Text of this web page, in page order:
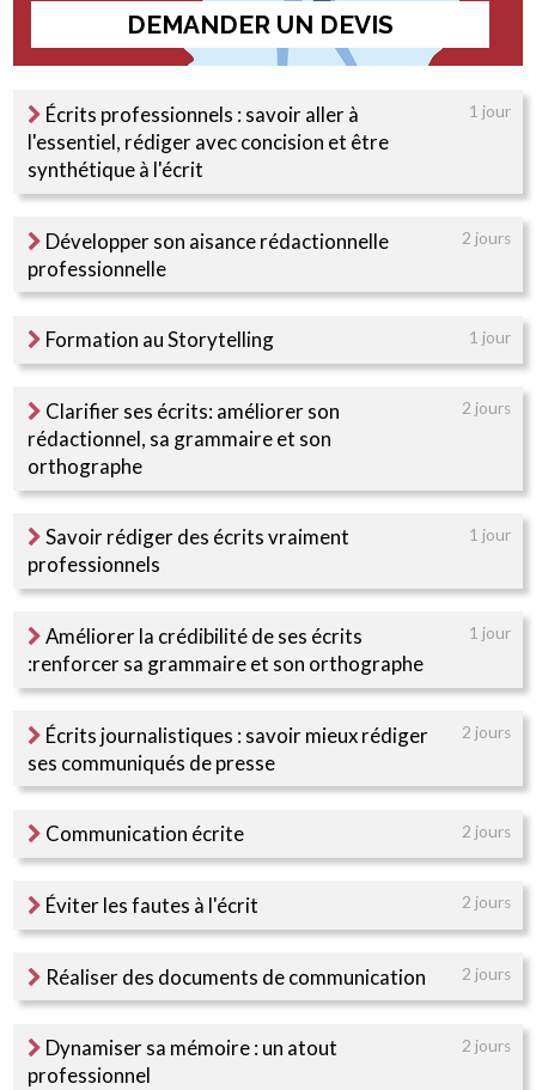
DEMANDER UN DEVIS
Écrits professionnels : savoir aller à
l'essentiel, rédiger avec concision et être
synthétique à l'écrit
1 jour
Développer son aisance rédactionnelle
professionnelle
2 jours
Formation au Storytelling 1 jour
Clarifier ses écrits: améliorer son
rédactionnel, sa grammaire et son
orthographe
2 jours
Savoir rédiger des écrits vraiment
professionnels
1 jour
Améliorer la crédibilité de ses écrits
:renforcer sa grammaire et son orthographe
1 jour
Écrits journalistiques : savoir mieux rédiger
ses communiqués de presse
2 jours
Communication écrite 2 jours
Éviter les fautes à l'écrit 2 jours
Réaliser des documents de communication 2 jours
Dynamiser sa mémoire : un atout
professionnel
2 jours